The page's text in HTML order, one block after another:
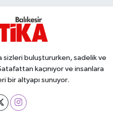
sizleri buluştururken, sadelik ve
kaçınıyor ve insanlara
bir altyapı sunuyor.